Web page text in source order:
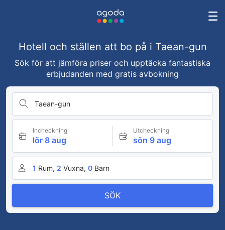
Hotell och ställen att bo på i Taean-gun
Sök för att jämföra priser och upptäcka fantastiska
erbjudanden med gratis avbokning
Taean-gun
Incheckning
lör 8 aug
Utcheckning
sön 9 aug
1 Rum, 2 Vuxna, 0 Barn
SÖK